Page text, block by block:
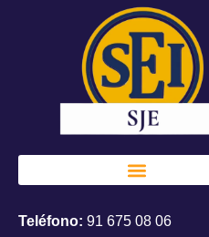
Teléfono: 91 675 08 06